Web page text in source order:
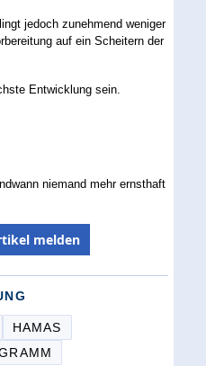
jedoch zunehmend weniger
auf ein Scheitern der
Entwicklung sein.
niemand mehr ernsthaft
melden
HAMAS